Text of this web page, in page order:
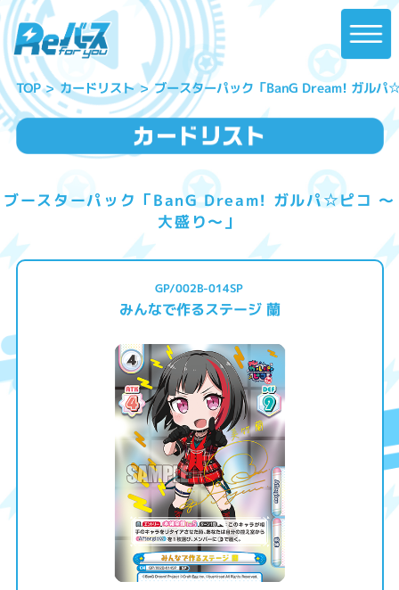
TOP カードリスト ブースターパック「BanG Dream! ガルパ
ブースターパック「BanG Dream! ガルパ☆ピコ ～
大盛り～」
GP/002B-014SP
みんなで作るステージ 蘭